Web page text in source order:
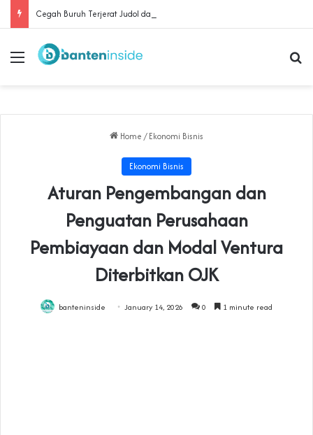
Menu
Home / Ekonomi Bisnis
Ekonomi Bisnis
Aturan Pengembangan dan
Penguatan Perusahaan
Pembiayaan dan Modal Ventura
Diterbitkan OJK
banteninside January 14, 2026 0 1 minute read